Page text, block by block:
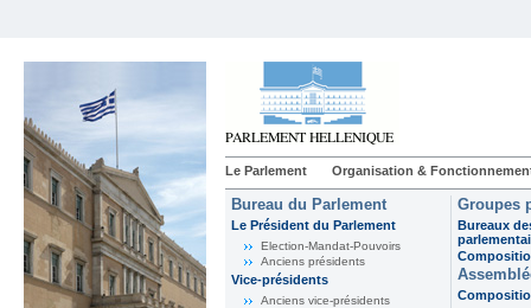
Le Parlement Organisation &
Bureau du Parlement
Le Président du Parlement
Election-Mandat-Pouvoirs
Anciens présidents
Vice-présidents
Anciens vice-présidents
Groupes
Bureaux